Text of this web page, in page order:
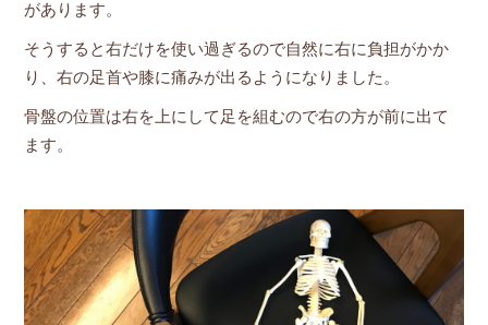
があります。
そうすると右だけを使い過ぎるので自然に右に負担がかか
り、右の足首や膝に痛みが出るようになりました。
骨盤の位置は右を上にして足を組むので右の方が前に出て
ます。